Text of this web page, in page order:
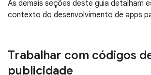
As demais seções deste guia detalham
contexto do desenvolvimento de apps
Trabalhar com códigos
publicidade